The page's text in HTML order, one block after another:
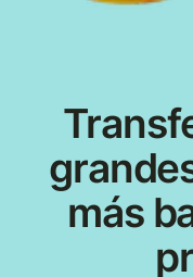
más